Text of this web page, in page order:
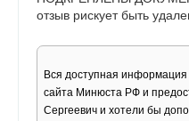
отзыв рискует быть
Вся доступная информация
сайта Минюста РФ и
Сергеевич и хотели бы